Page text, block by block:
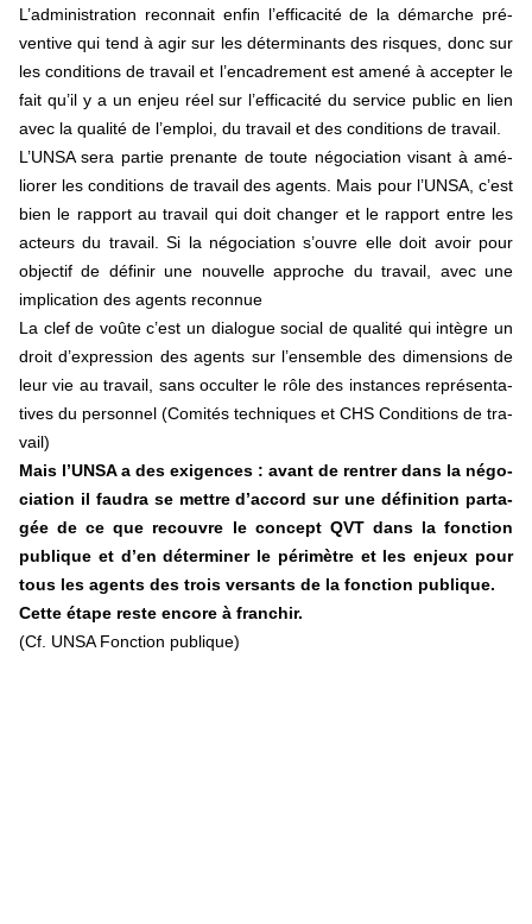
L’admi­nis­tra­tion reconnait enfin l’effi­ca­cité de la démar­che pré­
ven­tive qui tend à agir sur les déter­mi­nants des ris­ques, donc sur
les condi­tions de tra­vail et l’enca­dre­ment est amené à accep­ter le
fait qu’il y a un enjeu réel sur l’effi­ca­cité du ser­vice public en lien
avec la qua­lité de l’emploi, du tra­vail et des condi­tions de tra­vail.
L’UNSA sera partie pre­nante de toute négo­cia­tion visant à amé­
lio­rer les condi­tions de tra­vail des agents. Mais pour l’UNSA, c’est
bien le rap­port au tra­vail qui doit chan­ger et le rap­port entre les
acteurs du tra­vail. Si la négo­cia­tion s’ouvre elle doit avoir pour
objec­tif de défi­nir une nou­velle appro­che du tra­vail, avec une
impli­ca­tion des agents reconnue
La clef de voûte c’est un dia­lo­gue social de qua­lité qui intè­gre un
droit d’expres­sion des agents sur l’ensem­ble des dimen­sions de
leur vie au tra­vail, sans occulter le rôle des ins­tan­ces repré­sen­ta­
ti­ves du per­son­nel (Comités tech­ni­ques et CHS Conditions de tra­
vail)
Mais l’UNSA a des exi­gen­ces : avant de ren­trer dans la négo­
cia­tion il faudra se mettre d’accord sur une défi­ni­tion par­ta­
gée de ce que recou­vre le concept QVT dans la fonc­tion
publi­que et d’en déter­mi­ner le péri­mè­tre et les enjeux pour
tous les agents des trois ver­sants de la fonc­tion publi­que.
Cette étape reste encore à fran­chir.
(Cf. UNSA Fonction publique)